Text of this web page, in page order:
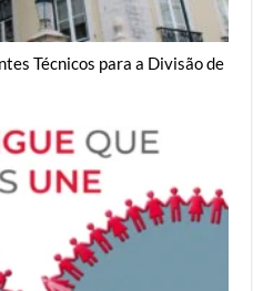
Técnicos para a Divisão de